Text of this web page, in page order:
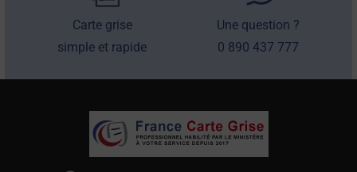
Carte grise
simple et rapide
Une question ?
0 890 437 777